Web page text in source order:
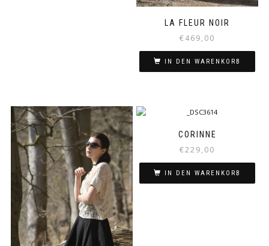
LA FLEUR NOIR
€469,00
IN DEN WARENKORB
CORINNE
€229,00
IN DEN WARENKORB